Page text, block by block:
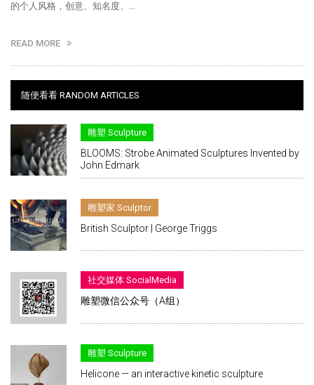
的个人风格，创意、知名度、…
READ MORE
随便看看 RANDOM ARTICLES
雕塑 Sculpture
BLOOMS: Strobe Animated Sculptures Invented by
John Edmark
雕塑家 Sculptor
British Sculptor | George Triggs
社交媒体 SocialMedia
雕塑微信公众号（A组）
雕塑 Sculpture
Helicone — an interactive kinetic sculpture